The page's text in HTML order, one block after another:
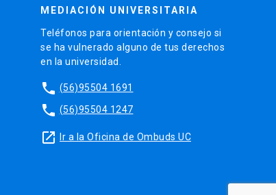
MEDIACIÓN UNIVERSITARIA
Teléfonos para orientación y consejo si
se ha vulnerado alguno de tus derechos
en la universidad.
phone (56)95504 1691
phone (56)95504 1247
launch Ir a la Oficina de Ombuds UC